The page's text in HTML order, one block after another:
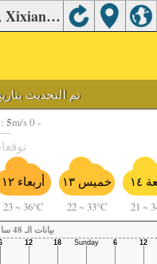
جودة الهواء في Fengxi new town, Xixian New District.
تم التحديث بتاريخ ٩ أغسطس ٢٠٢٦
5m/s 0 -
أربعاء ١٢
23 ~ 36°C
خميس ١٣
22 ~ 33°C
١٤
21 ~
بيانات الـ 48 ساعة الماضية